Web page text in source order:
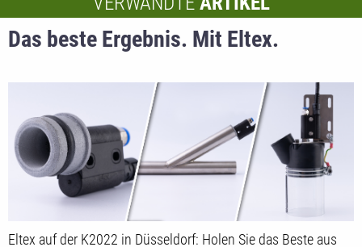
Das beste Ergebnis. Mit Eltex.
Eltex auf der K2022 in Düsseldorf: Holen Sie das Beste aus